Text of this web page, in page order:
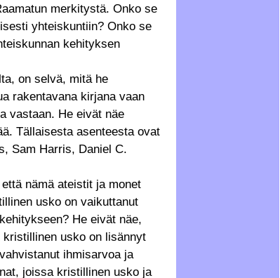
merkitystä. Onko se
yhteiskuntiin? Onko se
kehityksen
on selvä, mitä he
rakentavana kirjana vaan
vastaan. He eivät näe
Tällaisesta asenteesta ovat
Sam Harris, Daniel C.
nämä ateistit ja monet
usko on vaikuttanut
He eivät näe,
usko on lisännyt
ihmisarvoa ja
joissa kristillinen usko ja